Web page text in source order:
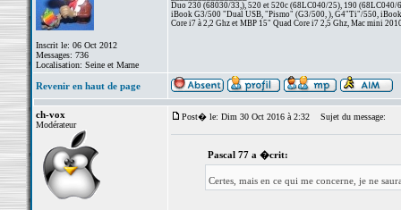
Inscrit le: 06 Oct 2012
Messages: 736
Localisation: Seine et Marne
Duo 230 (68030/33,), 520 et 520c (68LC040/25), 190 (68LC040/
iBook G3/500 "Dual USB, "Pismo" (G3/500, ), G4"Ti"/550,
Core i7 à 2,2 Ghz et MBP 15" Quad Core i7 2,5 Ghz, Mac mini
Revenir en haut de page
ch-vox
Modérateur
Post� le: Dim 30 Oct 2016 à 2:32 Sujet du message:
Pascal 77 a �crit:
Certes, mais en ce qui me concerne, je ne